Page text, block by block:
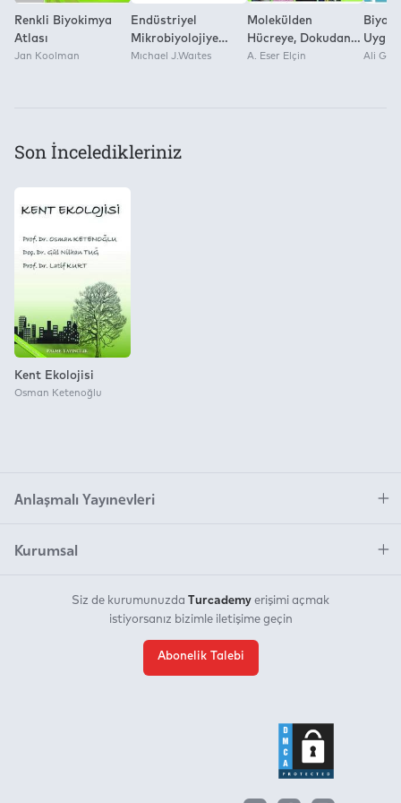
Renkli Biyokimya
Atlası
Jan Koolman
Endüstriyel
Mikrobiyolojiye
Giriş
Mıchael J.Waıtes
Molekülden
Hücreye, Dokudan
Fizyolojiye Biyoloji
A. Eser Elçin Ali
Son İnceledikleriniz
Kent Ekolojisi
Osman Ketenoğlu
Anlaşmalı Yayınevleri
Kurumsal
Siz de kurumunuzda Turcademy erişimi açmak
istiyorsanız bizimle iletişime geçin
Abonelik Talebi